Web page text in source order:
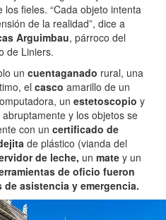
fieles. “Cada objeto intenta
de la realidad”, dice a
Arguimbau, párroco del
de Liniers.
un cuentaganado rural, una
el casco amarillo de un
un estetoscopio y
y los objetos se
con un certificado de
de plástico (vianda del
de leche, un mate y un
de oficio fueron
asistencia y emergencia.